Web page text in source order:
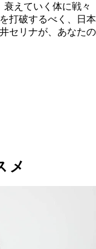
々しく元気な印象
衰えていく体に戦々
打破するべく、日本
セリナが、あなたの
メ